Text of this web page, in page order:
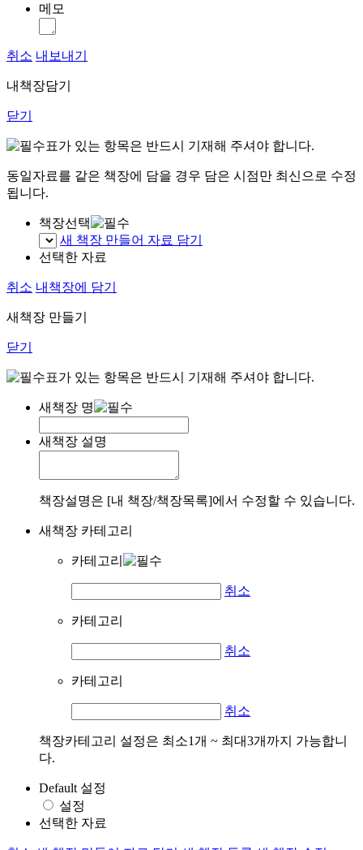
메모
취소 내보내기
내책장담기
닫기
표가 있는 항목은 반드시 기재해 주셔야 합니다.
동일자료를 같은 책장에 담을 경우 담은 시점만 최신으로 수정
됩니다.
책장선택
새 책장 만들어 자료 담기
선택한 자료
취소 내책장에 담기
새책장 만들기
닫기
표가 있는 항목은 반드시 기재해 주셔야 합니다.
새책장 명
새책장 설명
책장설명은 [내 책장/책장목록]에서 수정할 수 있습니다.
새책장 카테고리
카테고리
취소
카테고리
취소
카테고리
취소
책장카테고리 설정은 최소1개 ~ 최대3개까지 가능합니
다.
Default 설정
설정
선택한 자료